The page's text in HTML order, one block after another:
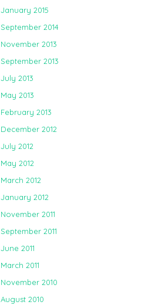
January 2015
September 2014
November 2013
September 2013
July 2013
May 2013
February 2013
December 2012
July 2012
May 2012
March 2012
January 2012
November 2011
September 2011
June 2011
March 2011
November 2010
August 2010